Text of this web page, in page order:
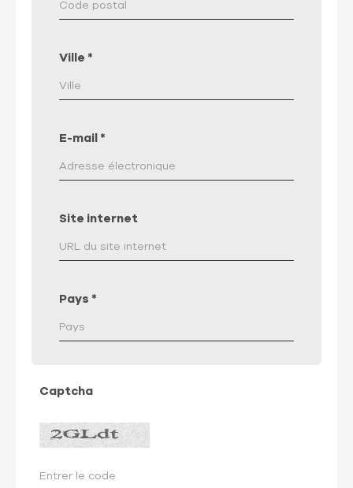
Ville *
E-mail *
Site internet
Pays *
Captcha